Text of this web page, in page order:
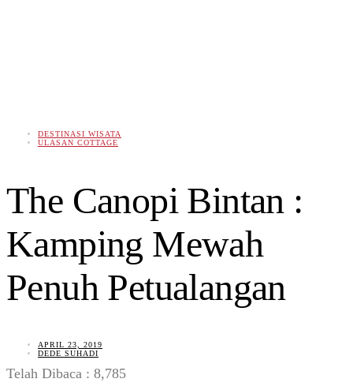
DESTINASI WISATA
ULASAN COTTAGE
The Canopi Bintan :
Kamping Mewah
Penuh Petualangan
APRIL 23, 2019
DEDE SUHADI
Telah Dibaca : 8,785